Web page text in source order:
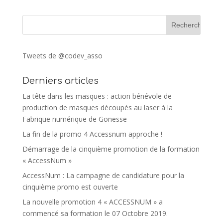
Tweets de @codev_asso
Derniers articles
La tête dans les masques : action bénévole de
production de masques découpés au laser à la
Fabrique numérique de Gonesse
La fin de la promo 4 Accessnum approche !
Démarrage de la cinquième promotion de la formation
« AccessNum »
AccessNum : La campagne de candidature pour la
cinquième promo est ouverte
La nouvelle promotion 4 « ACCESSNUM » a
commencé sa formation le 07 Octobre 2019.